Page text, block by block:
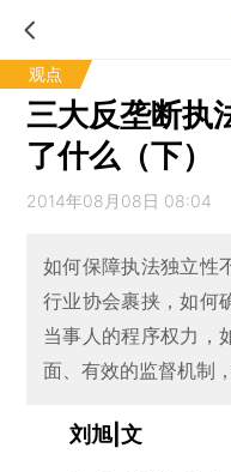
观点
三大反垄断执
了什么（下）
2014年08月08日 08:04
如何保障执法独立性
行业协会裹挟，如何
当事人的程序权力，
面、有效的监督机制
刘旭|文